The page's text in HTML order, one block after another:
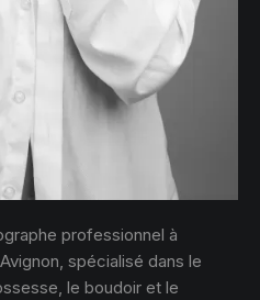
professionnel à
spécialisé dans le
le boudoir et le